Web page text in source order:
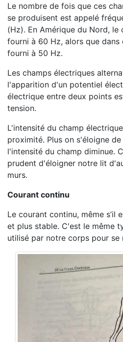
Le nombre de fois que ces
se produisent est appelé
(Hz). En Amérique du Nord,
fourni à 60 Hz, alors que dans
fourni à 50 Hz.
Les champs électriques
l'apparition d'un potentiel
électrique entre deux points
tension.
L'intensité du champ
proximité. Plus on s'éloigne
l'intensité du champ diminue.
prudent d'éloigner notre lit
murs.
Courant continu
Le courant continu, même s’il
et plus stable. C'est le même
utilisé par notre corps pour se